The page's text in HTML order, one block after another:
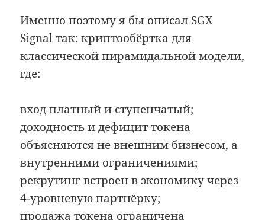
Именно поэтому я бы описал SGX
Signal так: криптообёртка для
классической пирамидальной модели,
где:
вход платный и ступенчатый;
доходность и дефицит токена
объясняются не внешним бизнесом, а
внутренними ограничениями;
рекрутинг встроен в экономику через
4-уровневую партнёрку;
продажа токена ограничена